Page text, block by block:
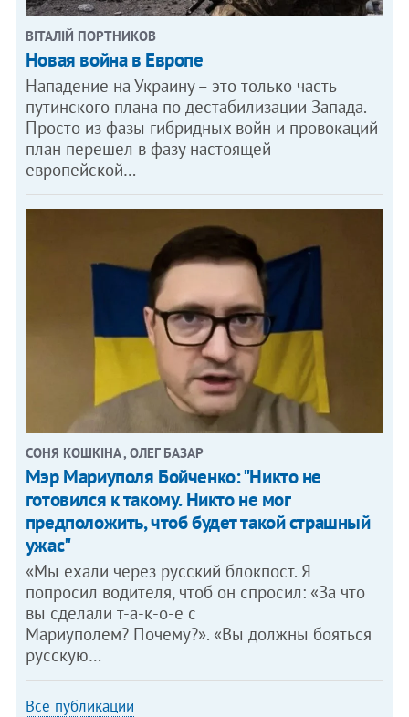
ВІТАЛІЙ ПОРТНИКОВ
Новая война в Европе
Нападение на Украину – это только часть
путинского плана по дестабилизации Запада.
Просто из фазы гибридных войн и провокаций
план перешел в фазу настоящей
европейской…
СОНЯ КОШКІНА , ОЛЕГ БАЗАР
Мэр Мариуполя Бойченко: "Никто не
готовился к такому. Никто не мог
предположить, чтоб будет такой страшный
ужас"
«Мы ехали через русский блокпост. Я
попросил водителя, чтоб он спросил: «За что
вы сделали т-а-к-о-е с
Мариуполем? Почему?». «Вы должны бояться
русскую…
Все публикации